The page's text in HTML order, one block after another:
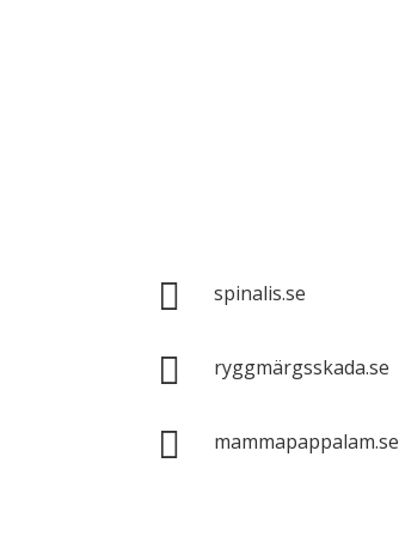
 spinalis.se
 ryggmärgsskada.se
 mammapappalam.se